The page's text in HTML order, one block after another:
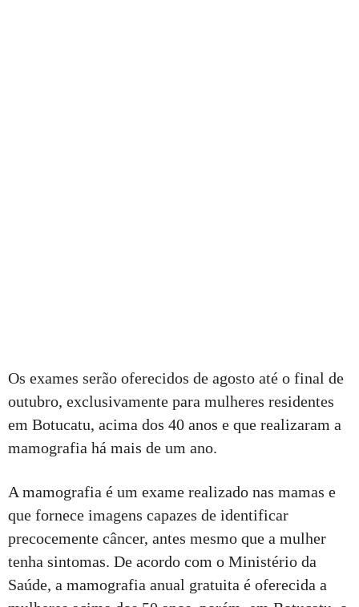
Os exames serão oferecidos de agosto até o final de
outubro, exclusivamente para mulheres residentes
em Botucatu, acima dos 40 anos e que realizaram a
mamografia há mais de um ano.
A mamografia é um exame realizado nas mamas e
que fornece imagens capazes de identificar
precocemente câncer, antes mesmo que a mulher
tenha sintomas. De acordo com o Ministério da
Saúde, a mamografia anual gratuita é oferecida a